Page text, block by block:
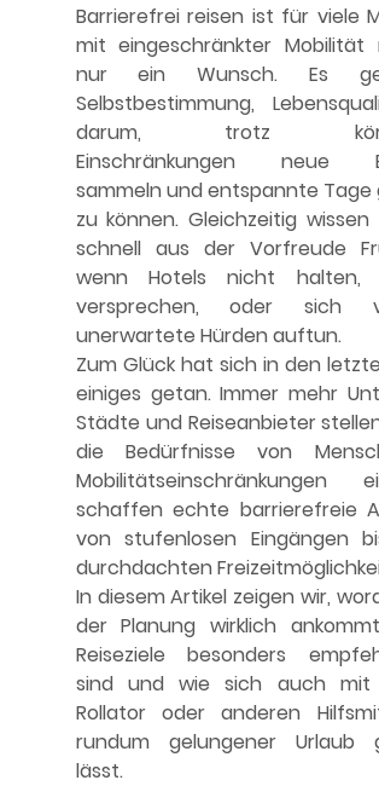
Barrierefrei reisen ist für viele
mit eingeschränkter Mobilität
nur ein Wunsch. Es
Selbstbestimmung,
darum, trotz
Einschränkungen neue
sammeln und entspannte Tage
zu können. Gleichzeitig wissen
schnell aus der Vorfreude
wenn Hotels nicht halten,
versprechen, oder sich
unerwartete Hürden auftun.
Zum Glück hat sich in den
einiges getan. Immer mehr
Städte und Reiseanbieter
die Bedürfnisse von
schaffen echte barrierefreie
von stufenlosen Eingängen
durchdachten
In diesem Artikel zeigen wir,
der Planung wirklich
Reiseziele besonders
sind und wie sich auch mit
Rollator oder anderen
rundum gelungener Urlaub
lässt.